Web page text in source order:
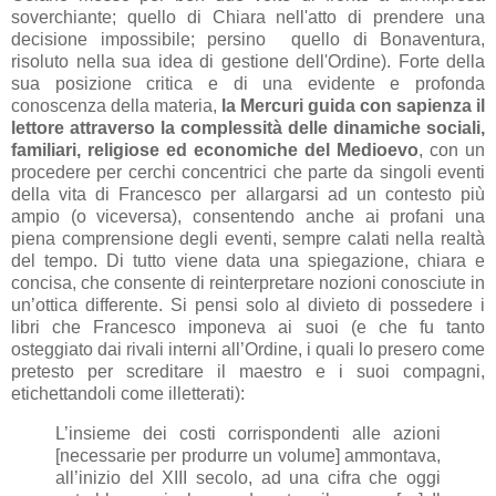
soverchiante; quello di Chiara nell'atto di prendere una
decisione impossibile; persino quello di Bonaventura,
risoluto nella sua idea di gestione dell'Ordine). Forte della
sua posizione critica e di una evidente e profonda
conoscenza della materia, la Mercuri guida con sapienza il
lettore attraverso la complessità delle dinamiche sociali,
familiari, religiose ed economiche del Medioevo, con un
procedere per cerchi concentrici che parte da singoli eventi
della vita di Francesco per allargarsi ad un contesto più
ampio (o viceversa), consentendo anche ai profani una
piena comprensione degli eventi, sempre calati nella realtà
del tempo. Di tutto viene data una spiegazione, chiara e
concisa, che consente di reinterpretare nozioni conosciute in
un’ottica differente. Si pensi solo al divieto di possedere i
libri che Francesco imponeva ai suoi (e che fu tanto
osteggiato dai rivali interni all’Ordine, i quali lo presero come
pretesto per screditare il maestro e i suoi compagni,
etichettandoli come illetterati):
L’insieme dei costi corrispondenti alle azioni
[necessarie per produrre un volume] ammontava,
all’inizio del XIII secolo, ad una cifra che oggi